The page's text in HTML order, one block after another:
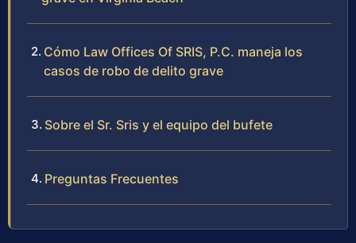
Cómo Law Offices Of SRIS, P.C. maneja los
casos de robo de delito grave
Sobre el Sr. Sris y el equipo del bufete
Preguntas Frecuentes